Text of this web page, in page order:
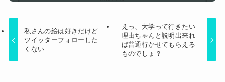
私さんの絵は好きだけど
ツイッターフォローした
くない
えっ、大学って行きたい
理由ちゃんと説明出来れ
ば普通行かせてもらえる
ものでしょ？